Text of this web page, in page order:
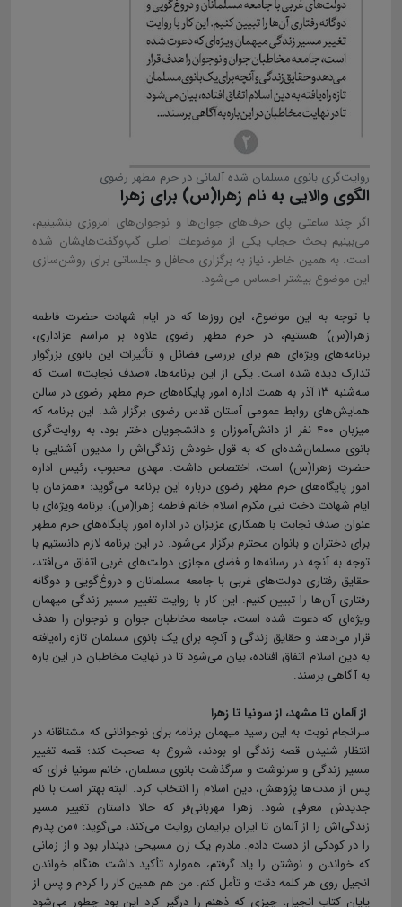
روایت‌گری بانوی مسلمان شده آلمانی در حرم مطهر رضوی
الگوی والایی به نام زهرا(س) برای زهرا
اگر چند ساعتی پای حرف‌های جوان‌ها و نوجوان‌های امروزی بنشینیم،
می‌بینیم بحث حجاب یکی از موضوعات اصلی گپ‌وگفت‌هایشان شده
است. به همین خاطر، نیاز به برگزاری محافل و جلساتی برای روشن‌سازی
این موضوع بیشتر احساس می‌شود.
با توجه به این موضوع، این روزها که در ایام شهادت حضرت فاطمه
زهرا(س) هستیم، در حرم مطهر رضوی علاوه بر مراسم عزاداری،
برنامه‌های ویژه‌ای هم برای بررسی فضائل و تأثیرات این بانوی بزرگوار
تدارک دیده شده است. یکی از این برنامه‌ها، «صدف نجابت» است که
سه‌شنبه ۱۳ آذر به همت اداره امور پایگاه‌های حرم مطهر رضوی در سالن
همایش‌های روابط عمومی آستان قدس رضوی برگزار شد. این برنامه که
میزبان ۴۰۰ نفر از دانش‌آموزان و دانشجویان دختر بود، به روایت‌گری
بانوی مسلمان‌شده‌ای که به قول خودش زندگی‌اش را مدیون آشنایی با
حضرت زهرا(س) است، اختصاص داشت. مهدی محبوب، رئیس اداره
امور پایگاه‌های حرم مطهر رضوی درباره این برنامه می‌گوید: «همزمان با
ایام شهادت دخت نبی مکرم اسلام خانم فاطمه زهرا(س)، برنامه ویژه‌ای با
عنوان صدف نجابت با همکاری عزیزان در اداره امور پایگاه‌های حرم مطهر
برای دختران و بانوان محترم برگزار می‌شود. در این برنامه لازم دانستیم با
توجه به آنچه در رسانه‌ها و فضای مجازی دولت‌های غربی اتفاق می‌افتد،
حقایق رفتاری دولت‌های غربی با جامعه مسلمانان و دروغ‌گویی و دوگانه
رفتاری آن‌ها را تبیین کنیم. این کار با روایت تغییر مسیر زندگی میهمان
ویژه‌ای که دعوت شده است، جامعه مخاطبان جوان و نوجوان را هدف
قرار می‌دهد و حقایق زندگی و آنچه برای یک بانوی مسلمان تازه راه‌یافته
به دین اسلام اتفاق افتاده، بیان می‌شود تا در نهایت مخاطبان در این باره
به آگاهی برسند.
از آلمان تا مشهد، از سونیا تا زهرا
سرانجام نوبت به این رسید میهمان برنامه برای نوجوانانی که مشتاقانه در
انتظار شنیدن قصه زندگی او بودند، شروع به صحبت کند؛ قصه تغییر
مسیر زندگی و سرنوشت و سرگذشت بانوی مسلمان، خانم سونیا فرای که
پس از مدت‌ها پژوهش، دین اسلام را انتخاب کرد. البته بهتر است با نام
جدیدش معرفی شود. زهرا مهربانی‌فر که حالا داستان تغییر مسیر
زندگی‌اش را از آلمان تا ایران برایمان روایت می‌کند، می‌گوید: «من پدرم
را در کودکی از دست دادم. مادرم یک زن مسیحی دیندار بود و از زمانی
که خواندن و نوشتن را یاد گرفتم، همواره تأکید داشت هنگام خواندن
انجیل روی هر کلمه دقت و تأمل کنم. من هم همین کار را کردم و پس از
پایان کتاب انجیل، چیزی که ذهنم را درگیر کرد این بود چطور می‌شود